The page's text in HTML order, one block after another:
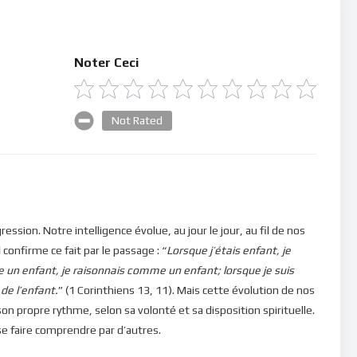
Noter Ceci
Not Rated
Notre intelligence évolue, au jour le jour, au fil de nos
ce fait par le passage : “Lorsque j’étais enfant, je
enfant, je raisonnais comme un enfant; lorsque je suis
l’enfant.” (1 Corinthiens 13, 11). Mais cette évolution de nos
propre rythme, selon sa volonté et sa disposition spirituelle.
faire comprendre par d’autres.